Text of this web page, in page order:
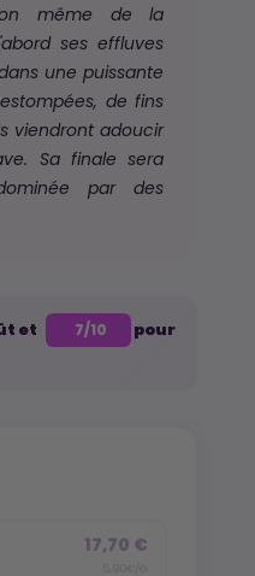
même de la
ses effluves
une puissante
de fins
viendront adoucir
Sa finale sera
par des
et 7/10
pour
17,70 €